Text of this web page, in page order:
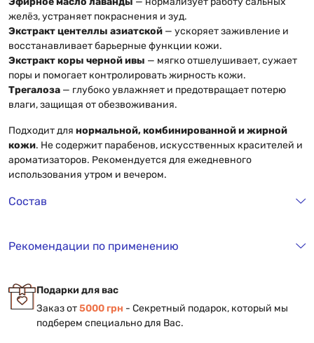
желёз, устраняет покраснения и зуд.
Экстракт центеллы азиатской — ускоряет заживление и
восстанавливает барьерные функции кожи.
Экстракт коры черной ивы — мягко отшелушивает, сужает
поры и помогает контролировать жирность кожи.
Трегалоза — глубоко увлажняет и предотвращает потерю
влаги, защищая от обезвоживания.
Подходит для нормальной, комбинированной и жирной
кожи. Не содержит парабенов, искусственных красителей и
ароматизаторов. Рекомендуется для ежедневного
использования утром и вечером.
Состав
Рекомендации по применению
Подарки для вас
Заказ от5000 грн - Секретный подарок, который мы
подберем специально для Вас.